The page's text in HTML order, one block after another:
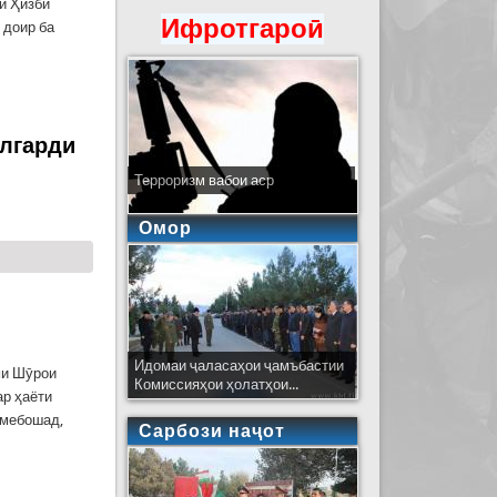
Ҳизби
ба
дар Раёсати Хатлон
Шӯрои
ҳаёти
ба ифтихори 30-юмин солгарди баргузории
Ҷумҳурии Тоҷикистон
Ифротгароӣ
Терроризм вабои аср
Омор
Идомаи ҷаласаҳои ҷамъбастии
Комиссияҳои ҳолатҳои...
Сарбози наҷот